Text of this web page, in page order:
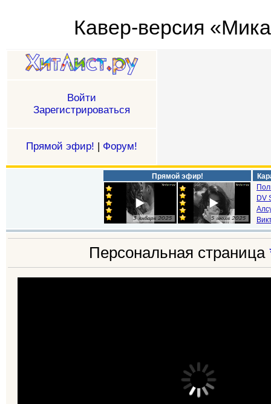
Кавер-версия
Войти
Зарегистрироваться
Прямой эфир! | Форум!
Прямой эфир!
DV
Персональная страница